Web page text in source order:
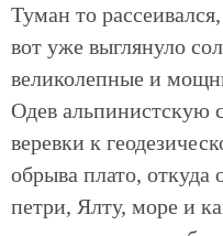
Туман то
вот уже выглянуло
великолепные и
Одев альпинистскую
веревки к
обрыва плато,
петри, Ялту, море и